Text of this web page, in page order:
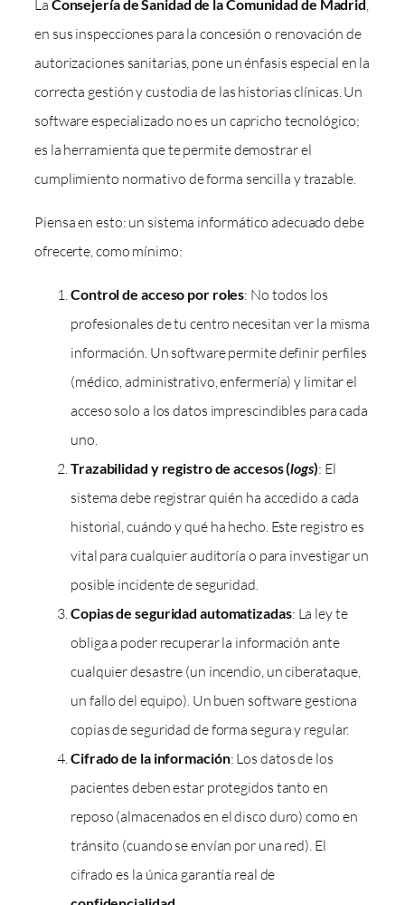
La Consejería de Sanidad de la Comunidad de Madrid
en sus inspecciones para la concesión o renovación de
autorizaciones sanitarias, pone un énfasis especial en la
correcta gestión y custodia de las historias clínicas. Un
software especializado no es un capricho tecnológico;
es la herramienta que te permite demostrar el
cumplimiento normativo de forma sencilla y trazable.
Piensa en esto: un sistema informático adecuado debe
ofrecerte, como mínimo:
Control de acceso por roles: No todos los
profesionales de tu centro necesitan ver la misma
información. Un software permite definir perfiles
(médico, administrativo, enfermería) y limitar el
acceso solo a los datos imprescindibles para cada
uno.
Trazabilidad y registro de accesos (logs): El
sistema debe registrar quién ha accedido a cada
historial, cuándo y qué ha hecho. Este registro es
vital para cualquier auditoría o para investigar un
posible incidente de seguridad.
Copias de seguridad automatizadas: La ley te
obliga a poder recuperar la información ante
cualquier desastre (un incendio, un ciberataque,
un fallo del equipo). Un buen software gestiona
copias de seguridad de forma segura y regular.
Cifrado de la información: Los datos de los
pacientes deben estar protegidos tanto en
reposo (almacenados en el disco duro) como en
tránsito (cuando se envían por una red). El
cifrado es la única garantía real de